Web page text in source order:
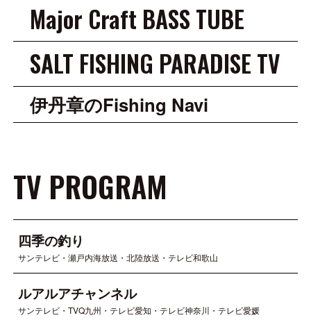
Major Craft BASS TUBE
SALT FISHING PARADISE TV
伊丹章のFishing Navi
TV PROGRAM
四季の釣り
サンテレビ・瀬戸内海放送・北陸放送・テレビ和歌山
ルアルアチャンネル
サンテレビ・TVQ九州・テレビ愛知・テレビ神奈川・テレビ愛媛